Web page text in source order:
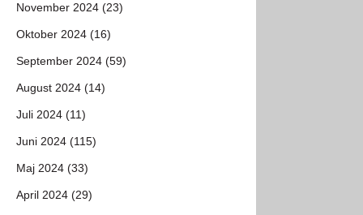
November 2024 (23)
Oktober 2024 (16)
September 2024 (59)
August 2024 (14)
Juli 2024 (11)
Juni 2024 (115)
Maj 2024 (33)
April 2024 (29)